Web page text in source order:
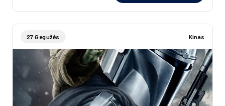
27 Gegužės Kinas